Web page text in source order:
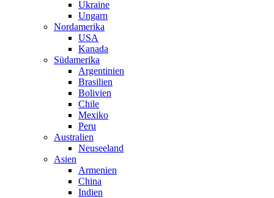
Ukraine
Ungarn
Nordamerika
USA
Kanada
Südamerika
Argentinien
Brasilien
Bolivien
Chile
Mexiko
Peru
Australien
Neuseeland
Asien
Armenien
China
Indien